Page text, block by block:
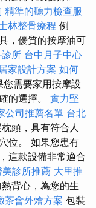
精準的聽力檢查服
林整骨療程 例
，優質的按摩油可
所 台中月子中心
家設計方案 如何
您需要家用按摩設
的選擇。 實力堅
公司推薦名單 台北
頭，具有符合人
位。 如果您患有
這款設備非常適合
診所推薦 大里推
背心，為您的生
茶會外燴方案 包裝